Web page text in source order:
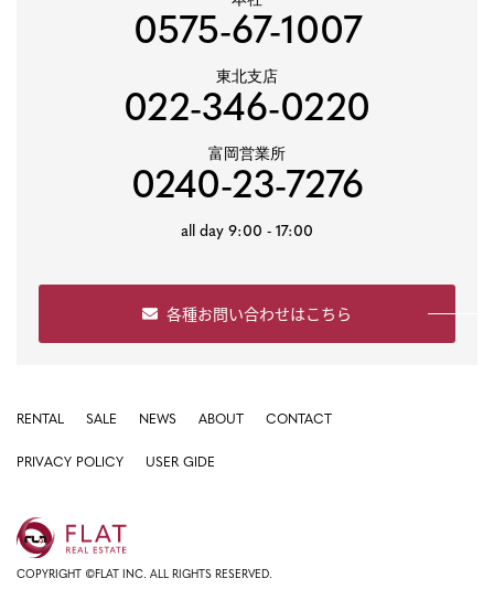
0575-67-1007
東北支店
022-346-0220
富岡営業所
0240-23-7276
all day 9:00 - 17:00
各種お問い合わせはこちら
RENTAL SALE NEWS ABOUT CONTACT
PRIVACY POLICY USER GIDE
COPYRIGHT ©FLAT INC. ALL RIGHTS RESERVED.